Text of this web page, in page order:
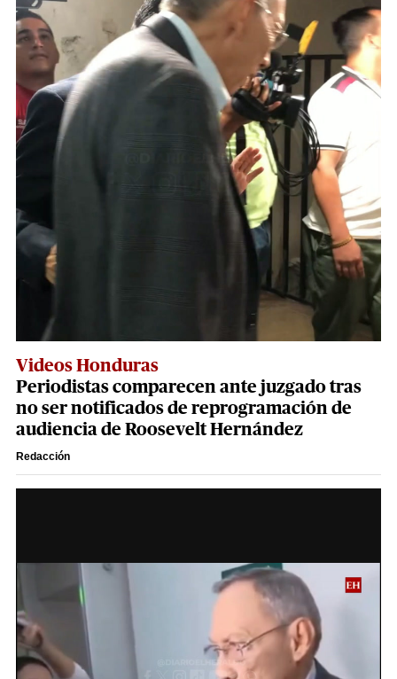
Videos Honduras
Periodistas comparecen ante juzgado tras
no ser notificados de reprogramación de
audiencia de Roosevelt Hernández
Redacción